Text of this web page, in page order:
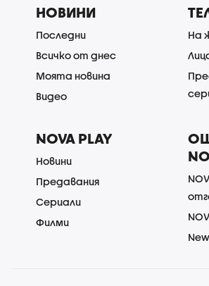
НОВИНИ
Последни
Всичко от днес
Моята новина
Видео
На
NOVA PLAY
Новини
Предавания
Сериали
Филми